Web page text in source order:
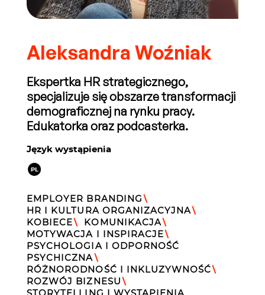
Język wystąpienia
EMPLOYER BRANDING \
HR I KULTURA ORGANIZACYJNA\
KOBIECE \ KOMUNIKACJA\
MOTYWACJA I INSPIRACJE \
PSYCHOLOGIA I ODPORNOŚĆ
PSYCHICZNA \
RÓŻNORODNOŚĆ I INKLUZYWNOŚĆ \
ROZWÓJ BIZNESU \
Aleksandra Woźniak
Ekspertka HR strategicznego,
specjalizuje się obszarze transformacji
demograficznej na rynku pracy.
Edukatorka oraz podcasterka.